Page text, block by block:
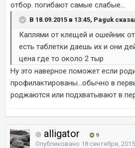
отбор. погибают самые слабые...
В 18.09.2015 в 13:45, Paguk
Каплями от клещей и ошейник
есть таблетки даешь их и они
цена где то около 2 тыр
Ну это наверное поможет если
профилактированы...обычно в
роджаются или подхватывают в
alligator 9
Опубликовано 18 сентября, 2015